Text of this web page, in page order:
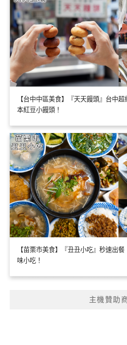
【台中中區美食】『天天饅頭』台中
本紅豆小饅頭！
【苗栗市美食】『丑丑小吃』秒速出
味小吃！
主機贊助